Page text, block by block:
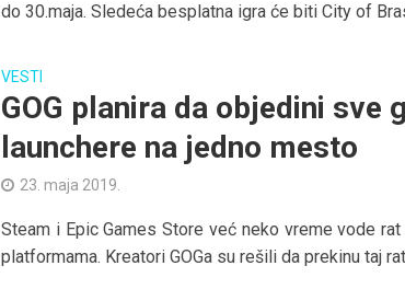
do 30.maja. Sledeća besplatna igra će biti City of
VESTI
GOG planira da objedini sve
launchere na jedno mesto
23. maja 2019.
Steam i Epic Games Store već neko vreme vode
platformama. Kreatori GOGa su rešili da prekinu taj